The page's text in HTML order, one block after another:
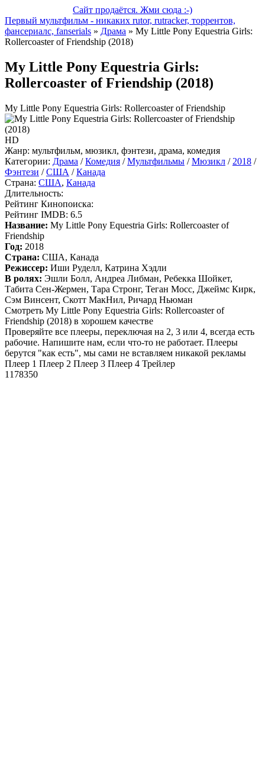
Сайт продаётся. Жми сюда :-)
Первый мультфильм - никаких rutor, rutracker, торрентов,
фансериалс, fanserials » Драма » My Little Pony Equestria Girls:
Rollercoaster of Friendship (2018)
My Little Pony Equestria Girls:
Rollercoaster of Friendship (2018)
My Little Pony Equestria Girls: Rollercoaster of Friendship
HD
Жанр: мультфильм, мюзикл, фэнтези, драма, комедия
Категории: Драма /Комедия /Мультфильмы /Мюзикл / 2018 /
Фэнтези /США /Канада
Страна: США, Канада
Длительность:
Рейтинг Кинопоиска:
Рейтинг IMDB: 6.5
Название: My Little Pony Equestria Girls: Rollercoaster of
Friendship
Год: 2018
Страна: США, Канада
Режиссер: Иши Руделл, Катрина Хэдли
В ролях: Эшли Болл, Андреа Либман, Ребекка Шойкет,
Табита Сен-Жермен, Тара Стронг, Теган Мосс, Джеймс Кирк,
Сэм Винсент, Скотт МакНил, Ричард Ньюман
Смотреть My Little Pony Equestria Girls: Rollercoaster of
Friendship (2018) в хорошем качестве
Проверяйте все плееры, переключая на 2, 3 или 4, всегда есть
рабочие. Напишите нам, если что-то не работает. Плееры
берутся "как есть", мы сами не вставляем никакой рекламы
Плеер 1 Плеер 2 Плеер 3 Плеер 4 Трейлер
1178350